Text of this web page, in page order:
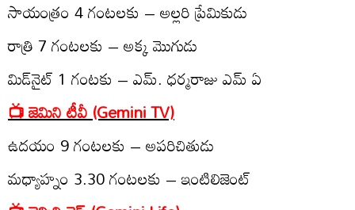
సాయంత్రం 4 గంట‌ల‌కు – అల్ల‌రి ప్రేమికుడు
రాత్రి 7 గంట‌ల‌కు – అక్క మొగుడు
మిడ్‌నైట్ 1 గంట‌కు – ఎమ్. ధ‌ర్మ‌రాజు ఎమ్ ఏ
📺 జెమిని టీవీ (Gemini TV)
ఉద‌యం 9 గంట‌ల‌కు – అప‌రిచితుడు
మ‌ధ్యాహ్నం 3.30 గంట‌ల‌కు – ఇంటిలిజెంట్